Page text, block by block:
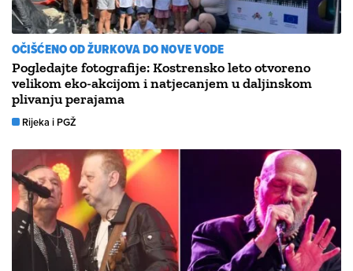
OČIŠĆENO OD ŽURKOVA DO NOVE VODE
Pogledajte fotografije: Kostrensko leto otvoreno
velikom eko-akcijom i natjecanjem u daljinskom
plivanju perajama
Rijeka i PGŽ